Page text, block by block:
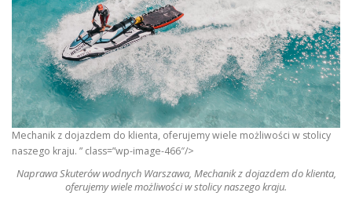
Mechanik z dojazdem do klienta, oferujemy wiele możliwości w stolicy
naszego kraju. ” class=”wp-image-466″/>
Naprawa Skuterów wodnych Warszawa, Mechanik z dojazdem do klienta,
oferujemy wiele możliwości w stolicy naszego kraju.